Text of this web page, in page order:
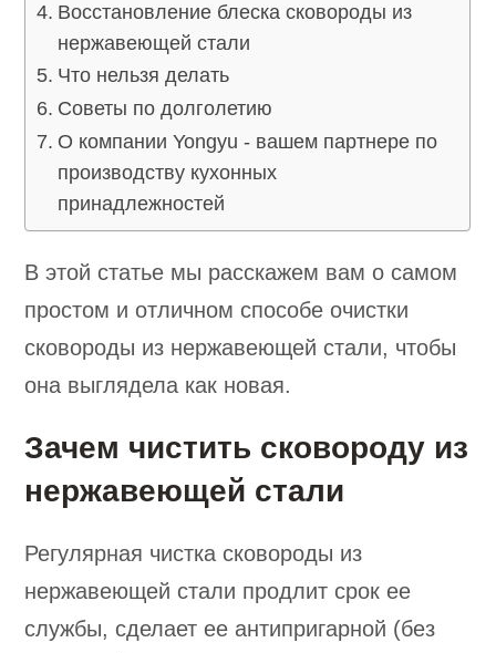
Восстановление блеска сковороды из
нержавеющей стали
Что нельзя делать
Советы по долголетию
О компании Yongyu - вашем партнере по
производству кухонных
принадлежностей
В этой статье мы расскажем вам о самом
простом и отличном способе очистки
сковороды из нержавеющей стали, чтобы
она выглядела как новая.
Зачем чистить сковороду из
нержавеющей стали
Регулярная чистка сковороды из
нержавеющей стали продлит срок ее
службы, сделает ее антипригарной (без